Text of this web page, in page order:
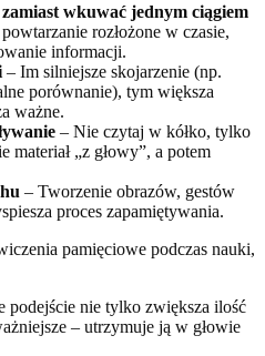
wkuwać jednym ciągiem
rozłożone w czasie,
informacji.
– Im silniejsze skojarzenie (np.
porównanie), tym większa
ważne.
– Nie czytaj w kółko, tylko
materiał „z głowy”, a potem
– Tworzenie obrazów, gestów
proces zapamiętywania.
podejście nie tylko zwiększa ilość
– utrzymuje ją w głowie